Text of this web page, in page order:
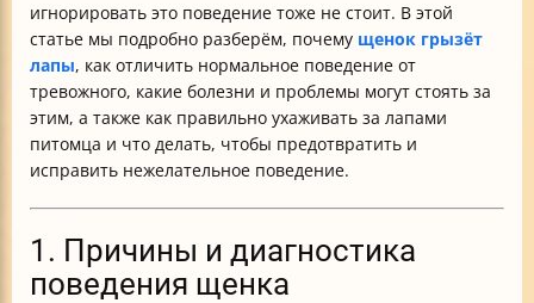
игнорировать это поведение тоже не стоит. В этой
статье мы подробно разберём, почему щенок грызёт
лапы, как отличить нормальное поведение от
тревожного, какие болезни и проблемы могут стоять за
этим, а также как правильно ухаживать за лапами
питомца и что делать, чтобы предотвратить и
исправить нежелательное поведение.
1. Причины и диагностика
поведения щенка